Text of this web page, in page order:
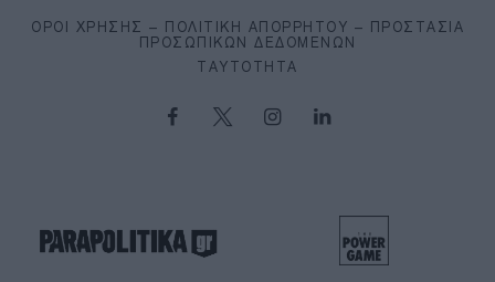
ΌΡΟΙ ΧΡΉΣΗΣ – ΠΟΛΙΤΙΚΉ ΑΠΟΡΡΉΤΟΥ – ΠΡΟΣΤΑΣΊΑ
ΠΡΟΣΩΠΙΚΏΝ ΔΕΔΟΜΈΝΩΝ
ΤΑΥΤΌΤΗΤΑ